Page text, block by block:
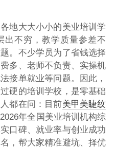
地大大小小的美业培训学
出不穷，教学质量参差不
。不少学员为了省钱选择
多、老师不负责、实操机
接单就业等问题。因此，
硬的培训学校，是零基础
都在问： 目前美甲美睫纹
年全国美业培训机构综
口碑、就业率与创业成功
，帮大家精准避坑、择优